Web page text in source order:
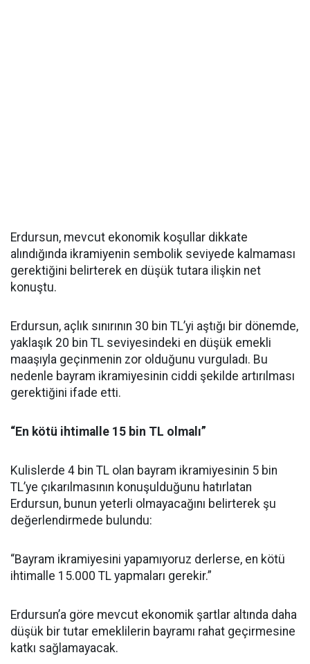
Erdursun, mevcut ekonomik koşullar dikkate
alındığında ikramiyenin sembolik seviyede kalmaması
gerektiğini belirterek en düşük tutara ilişkin net
konuştu.
Erdursun, açlık sınırının 30 bin TL’yi aştığı bir dönemde,
yaklaşık 20 bin TL seviyesindeki en düşük emekli
maaşıyla geçinmenin zor olduğunu vurguladı. Bu
nedenle bayram ikramiyesinin ciddi şekilde artırılması
gerektiğini ifade etti.
“En kötü ihtimalle 15 bin TL olmalı”
Kulislerde 4 bin TL olan bayram ikramiyesinin 5 bin
TL’ye çıkarılmasının konuşulduğunu hatırlatan
Erdursun, bunun yeterli olmayacağını belirterek şu
değerlendirmede bulundu:
“Bayram ikramiyesini yapamıyoruz derlerse, en kötü
ihtimalle 15.000 TL yapmaları gerekir.”
Erdursun’a göre mevcut ekonomik şartlar altında daha
düşük bir tutar emeklilerin bayramı rahat geçirmesine
katkı sağlamayacak.